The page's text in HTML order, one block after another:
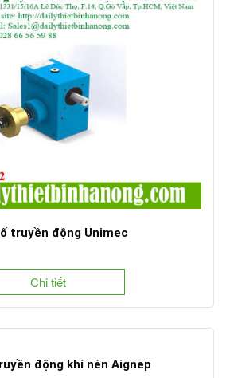
truyền động Unimec
Chi tiết
động khí nén Aignep